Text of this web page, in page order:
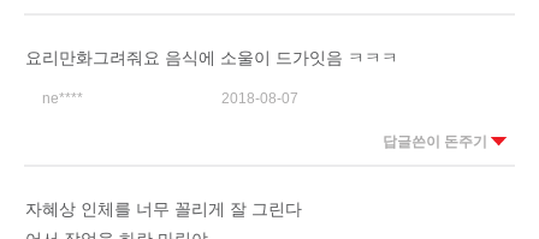
요리만화그려줘요 음식에 소울이 드가잇음 ㅋㅋㅋ
ne**** 2018-08-07
답글쓴이 돈주기
자혜상 인체를 너무 꼴리게 잘 그린다